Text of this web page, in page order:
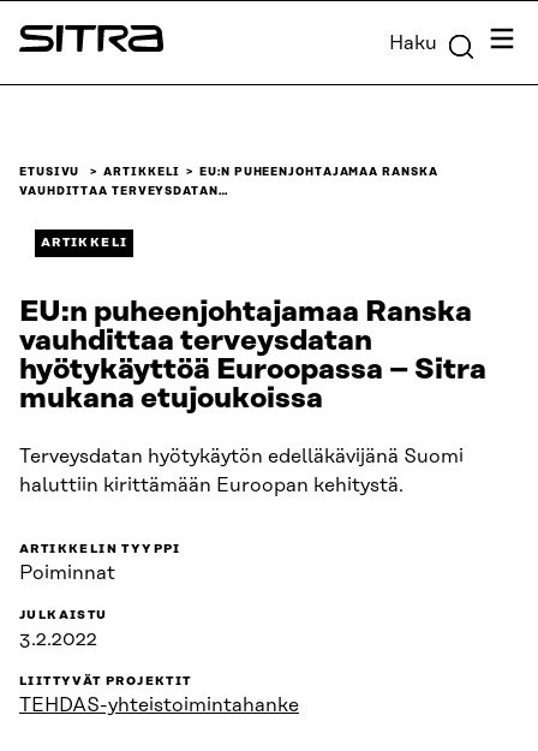
Siirry
suoraan
Sitra Haku
ETUSIVU ARTIKKELI
EU:N PUHEENJOHTAJAMAA RANSKA
VAUHDITTAA TERVEYSDATAN…
ARTIKKELI
EU:n puheenjohtajamaa Ranska
vauhdittaa terveysdatan
hyötykäyttöä Euroopassa – Sitra
mukana etujoukoissa
Terveysdatan hyötykäytön edelläkävijänä Suomi
haluttiin kirittämään Euroopan kehitystä.
ARTIKKELIN TYYPPI
Poiminnat
JULKAISTU
3.2.2022
LIITTYVÄT PROJEKTIT
TEHDAS-yhteistoimintahanke